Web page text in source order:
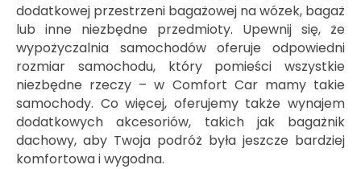
dodatkowej przestrzeni bagażowej na wózek, bagaż
lub inne niezbędne przedmioty. Upewnij się, że
wypożyczalnia samochodów oferuje odpowiedni
rozmiar samochodu, który pomieści wszystkie
niezbędne rzeczy – w Comfort Car mamy takie
samochody. Co więcej, oferujemy także wynajem
dodatkowych akcesoriów, takich jak bagażnik
dachowy, aby Twoja podróż była jeszcze bardziej
komfortowa i wygodna.